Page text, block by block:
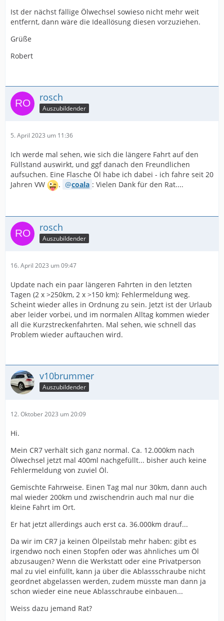
Ist der nächst fällige Ölwechsel sowieso nicht mehr weit
entfernt, dann wäre die Ideallösung diesen vorzuziehen.
Grüße
Robert
rosch
Auszubildender
5. April 2023 um 11:36
Ich werde mal sehen, wie sich die längere Fahrt auf den
Füllstand auswirkt, und ggf danach den Freundlichen
aufsuchen. Eine Flasche Öl habe ich dabei - ich fahre seit 20
Jahren VW
. coala : Vielen Dank für den Rat....
rosch
Auszubildender
16. April 2023 um 09:47
Update nach ein paar längeren Fahrten in den letzten
Tagen (2 x >250km, 2 x >150 km): Fehlermeldung weg.
Scheint wieder alles in Ordnung zu sein. Jetzt ist der Urlaub
aber leider vorbei, und im normalen Alltag kommen wieder
all die Kurzstreckenfahrten. Mal sehen, wie schnell das
Problem wieder auftauchen wird.
v10brummer
Auszubildender
12. Oktober 2023 um 20:09
Hi.
Mein CR7 verhält sich ganz normal. Ca. 12.000km nach
Ölwechsel jetzt mal 400ml nachgefüllt... bisher auch keine
Fehlermeldung von zuviel Öl.
Gemischte Fahrweise. Einen Tag mal nur 30km, dann auch
mal wieder 200km und zwischendrin auch mal nur die
kleine Fahrt im Ort.
Er hat jetzt allerdings auch erst ca. 36.000km drauf...
Da wir im CR7 ja keinen Ölpeilstab mehr haben: gibt es
irgendwo noch einen Stopfen oder was ähnliches um Öl
abzusaugen? Wenn die Werkstatt oder eine Privatperson
mal zu viel einfüllt, kann ja über die Ablassschraube nicht
geordnet abgelassen werden, zudem müsste man dann ja
schon wieder eine neue Ablasschraube einbauen...
Weiss dazu jemand Rat?